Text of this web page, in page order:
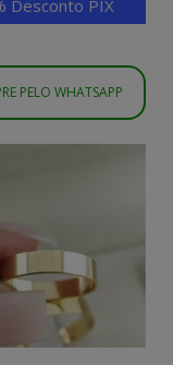
Desconto PIX
PELO WHATSAPP